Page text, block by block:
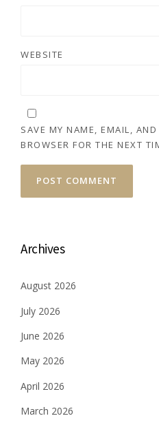
WEBSITE
SAVE MY NAME, EMAIL,
BROWSER FOR THE NEXT
Archives
August 2026
July 2026
June 2026
May 2026
April 2026
March 2026